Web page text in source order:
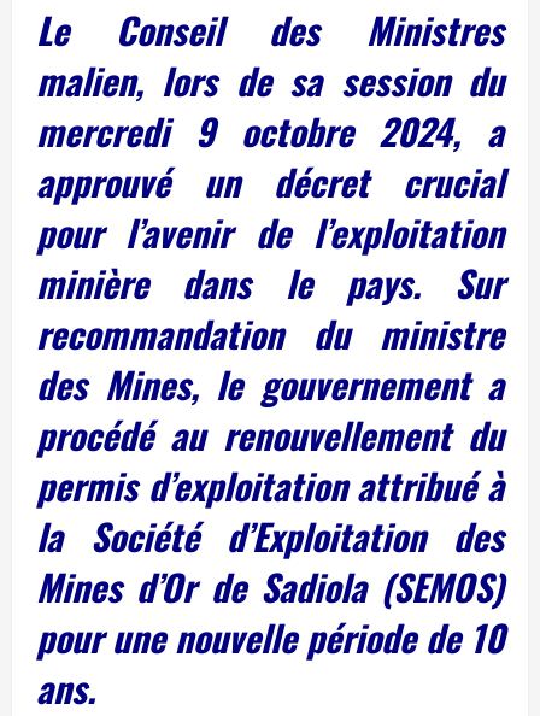
Le Conseil des Ministres
malien, lors de sa session du
mercredi 9 octobre 2024, a
approuvé un décret crucial
pour l’avenir de l’exploitation
minière dans le pays. Sur
recommandation du ministre
des Mines, le gouvernement a
procédé au renouvellement du
permis d’exploitation attribué à
la Société d’Exploitation des
Mines d’Or de Sadiola (SEMOS)
pour une nouvelle période de 10
ans.